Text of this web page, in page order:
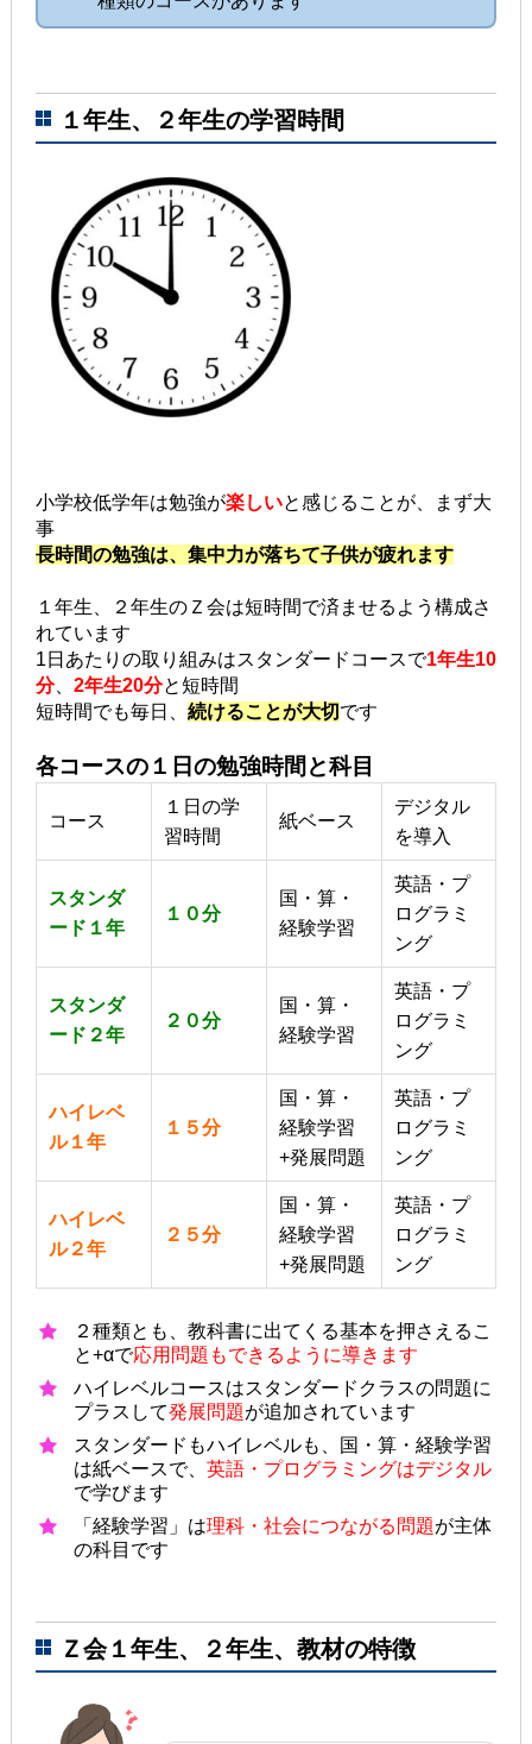
１年生、２年生の学習時間
小学校低学年は勉強が楽しいと感じることが、まず大
事
長時間の勉強は、集中力が落ちて子供が疲れます
１年生、２年生のＺ会は短時間で済ませるよう構成さ
れています
1日あたりの取り組みはスタンダードコースで1年生10
分、 2年生20分と短時間
短時間でも毎日、 続けることが大切です
各コースの１日の勉強時間と科目
コース
１日の学
習時間
紙ベース
デジタル
を導入
スタンダ
ード１年
１０分
国・算・
経験学習
英語・プ
ログラミ
ング
スタンダ
ード２年
２０分
国・算・
経験学習
英語・プ
ログラミ
ング
ハイレベ
ル１年
１５分
国・算・
経験学習
+発展問題
英語・プ
ログラミ
ング
ハイレベ
ル２年
２５分
国・算・
経験学習
+発展問題
英語・プ
ログラミ
ング
２種類とも、教科書に出てくる基本を押さえるこ
と+αで応用問題もできるように導きます
ハイレベルコースはスタンダードクラスの問題に
プラスして発展問題が追加されています
スタンダードもハイレベルも、国・算・経験学習
は紙ベースで、 英語・プログラミングはデジタル
で学びます
「経験学習」は理科・社会につながる問題が主体
の科目です
Ｚ会１年生、２年生、教材の特徴